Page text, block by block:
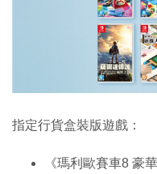
指定行貨盒裝版遊戲：
《瑪利歐賽車8 豪華